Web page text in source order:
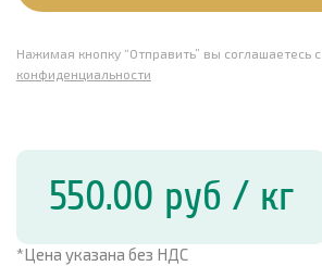
Нажимая кнопку “Отправить” вы соглашаетесь с
конфиденциальности
550.00 руб / кг
*Цена указана без НДС